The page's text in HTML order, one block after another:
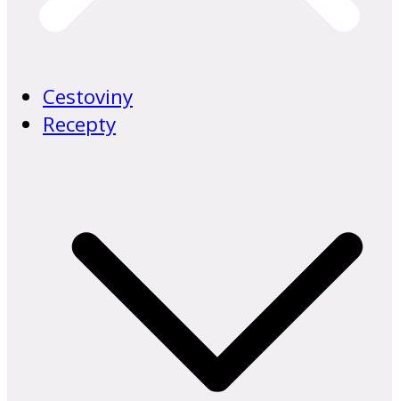
Cestoviny
Recepty